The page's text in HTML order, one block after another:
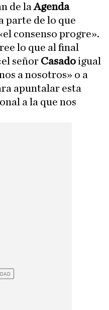
de laAgenda
parte de lo que
consenso progre».
lo que al final
señor Casadoigual
a nosotros» o a
apuntalar esta
a la que nos